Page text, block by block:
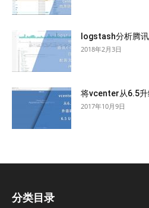
logstash分析腾
2018年2月3日
将vcenter从6.5升
2017年10月9日
分类目录